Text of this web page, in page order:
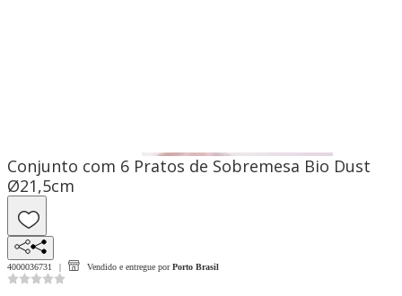
Conjunto com 6 Pratos de Sobremesa Bio Dust
Ø21,5cm
4000036731 Vendido e entregue por Porto Brasil